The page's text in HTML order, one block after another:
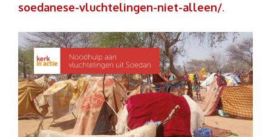
soedanese-vluchtelingen-niet-alleen/.